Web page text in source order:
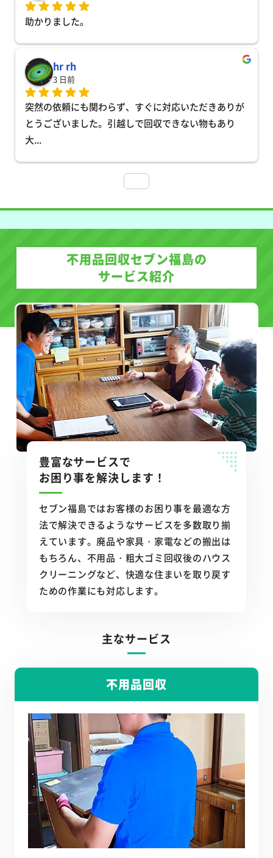
助かりました。
hr rh
3 日前
突然の依頼にも関わらず、すぐに対応いただきありが
とうございました。引越しで回収できない物もあり
大...
不用品回収セブン福島の
サービス紹介
豊富なサービスで
お困り事を解決します！
セブン福島ではお客様のお困り事を最適な方
法で解決できるようなサービスを多数取り揃
えています。廃品や家具・家電などの搬出は
もちろん、不用品・粗大ゴミ回収後のハウス
クリーニングなど、快適な住まいを取り戻す
ための作業にも対応します。
主なサービス
不用品回収